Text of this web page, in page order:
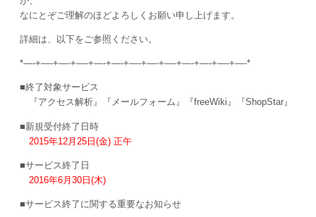
なにとぞご理解のほどよろしくお願い申し上げます。
詳細は、以下をご参照ください。
*—-+—-+—-+—-+—-+—-+—-+—-+—-+—-+—-+—-+—-*
■終了対象サービス
『アクセス解析』『メールフォーム』『freeWiki』『ShopStar』
■新規受付終了日時
2015年12月25日(金) 正午
■サービス終了日
2016年6月30日(木)
■サービス終了に関する重要なお知らせ